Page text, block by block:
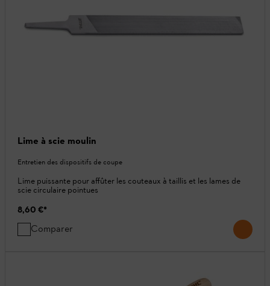
Lime à scie moulin
Entretien des dispositifs de coupe
Lime puissante pour affûter les couteaux à taillis et les lames de
scie circulaire pointues
8,60 €*
Comparer